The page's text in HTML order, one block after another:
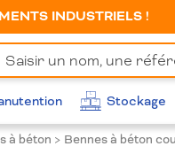
INDUSTRIELS !
Stockage
à béton > Bennes à béton